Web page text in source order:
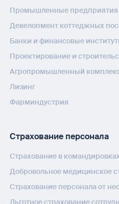
Промышленные предприятия
Девелопмент коттеджных
Банки и финансовые
Проектирование и
Агропромышленный
Лизинг
Фарминдустрия
Страхование персонала
Страхование в
Добровольное медицинское
Страхование персонала от
Льготное страхование